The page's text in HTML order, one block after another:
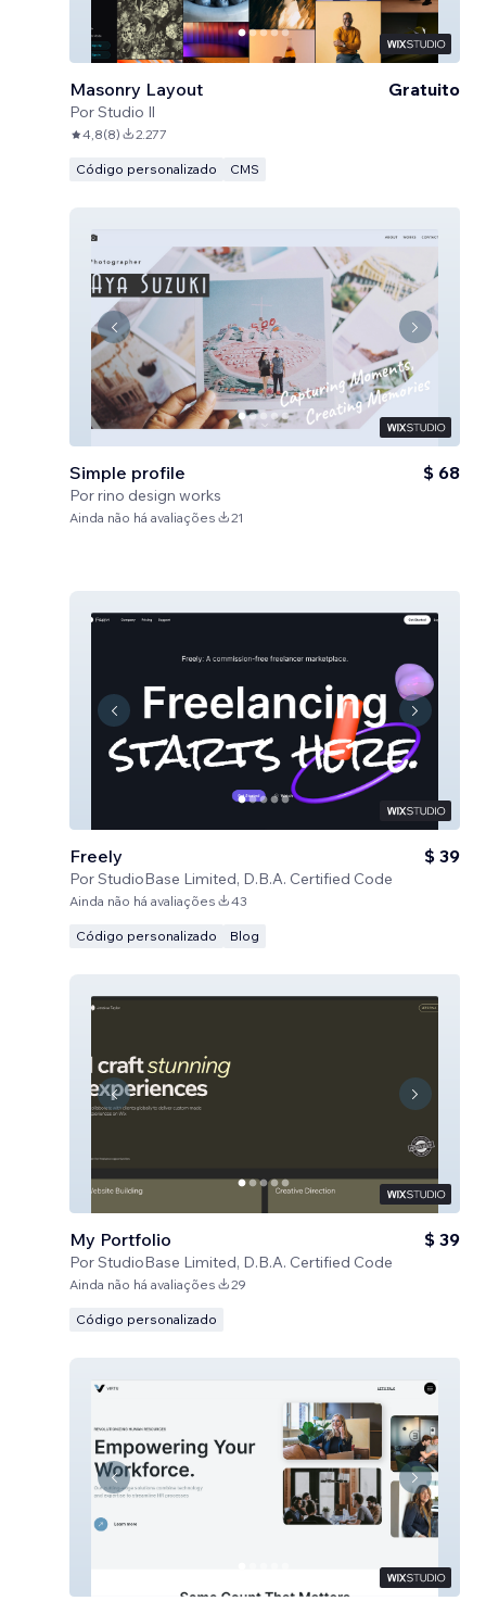
Masonry Layout
PorStudio Il
Gratuito
4,8(8) 2.277
Código personalizado CMS
Simple profile
Porrino design works
$ 68
Ainda não há avaliações 21
Freely
PorStudioBase Limited, D.B.A. Certified Code
$ 39
Ainda não há avaliações 43
Código personalizado Blog
My Portfolio
PorStudioBase Limited, D.B.A. Certified Code
$ 39
Ainda não há avaliações 29
Código personalizado